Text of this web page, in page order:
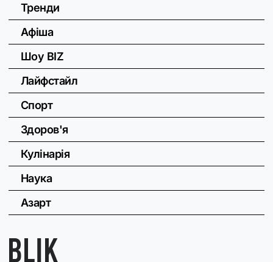
Тренди
Афіша
Шоу BIZ
Лайфстайл
Спорт
Здоров'я
Кулінарія
Наука
Азарт